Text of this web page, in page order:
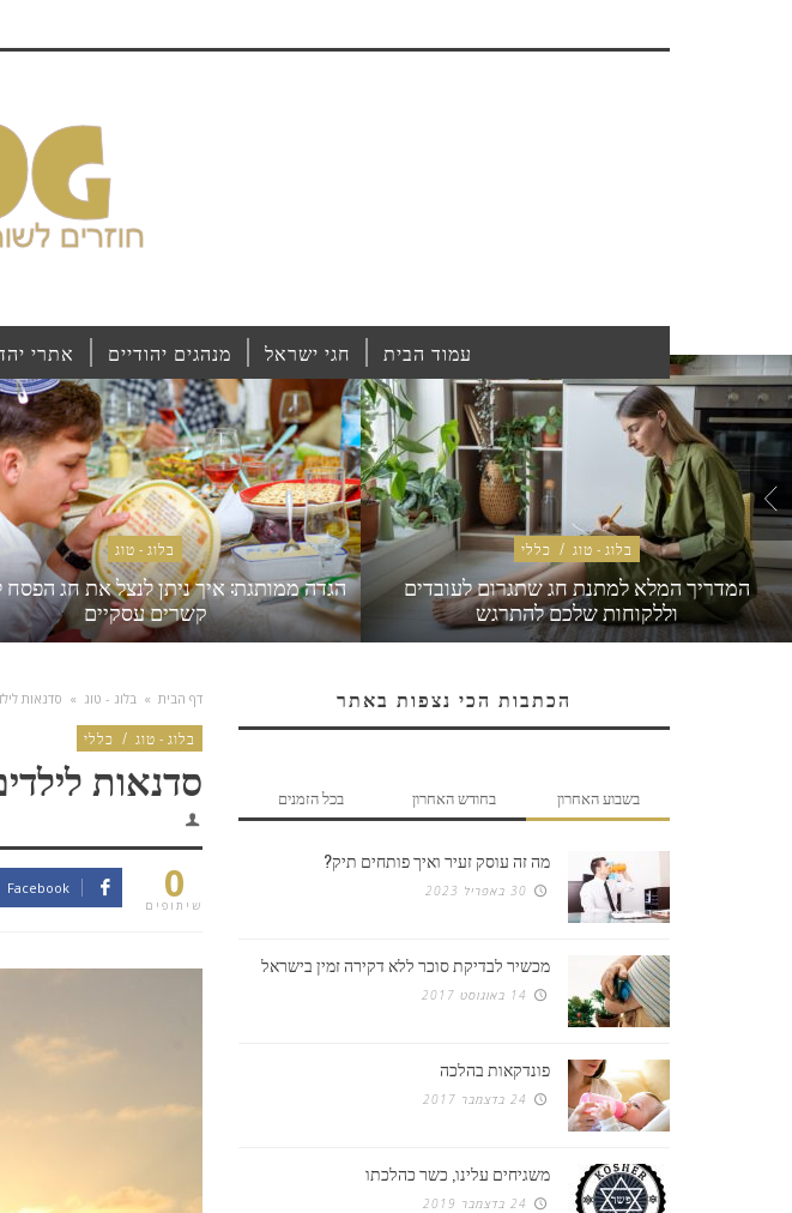
עמוד הבית חגי ישראל מנהגים יהודיים אתרי
בלוג - טוג / כללי
המדריך המלא למתנת חג שתגרום לעובדים
וללקוחות שלכם להתרגש
בלוג - טוג
הגדה ממותגת: איך ניתן לנצל את חג הפסח
קשרים עסקיים
דף הבית » בלוג - טוג » סדנאות
בלוג - טוג / כללי
סדנאות
0
שיתופים
Facebook
הכתבות הכי נצפות באתר
בשבוע האחרון בחודש האחרון בכל הזמנים
מה זה עוסק זעיר ואיך פותחים תיק?
30 באפריל 2023
מכשיר לבדיקת סוכר ללא דקירה זמין בישראל
14 באוגוסט 2017
פונדקאות בהלכה
24 בדצמבר 2017
משגיחים עלינו, כשר כהלכתו
24 בדצמבר 2019